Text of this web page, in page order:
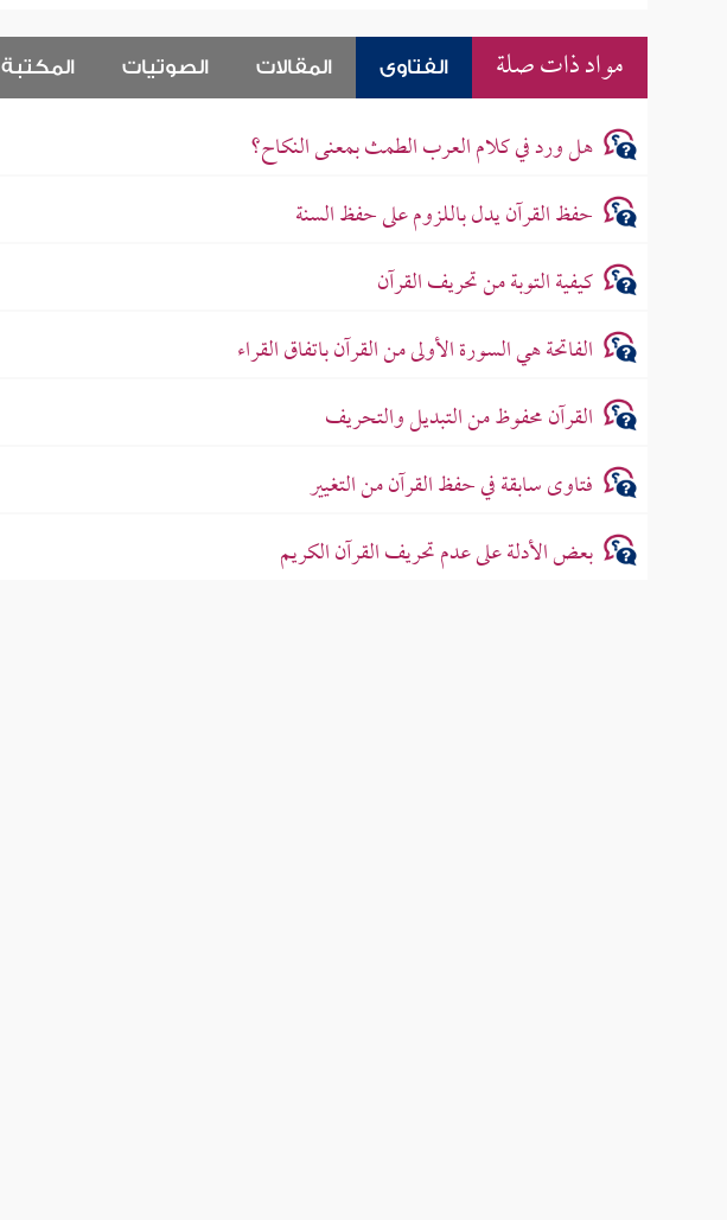
مواد ذات صلة الفتاوى المقالات الصوتيات المكتبة
هل ورد في كلام العرب الطمث بمعنى النكاح؟
حفظ القرآن يدل باللزوم على حفظ السنة
كيفية التوبة من تحريف القرآن
الفاتحة هي السورة الأولى من القرآن باتفاق القراء
القرآن محفوظ من التبديل والتحريف
فتاوى سابقة في حفظ القرآن من التغيير
بعض الأدلة على عدم تحريف القرآن الكريم